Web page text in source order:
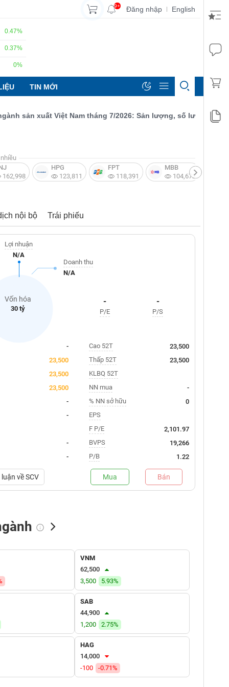
9+ Đăng nhập | English
0.47%
0.37%
0%
TIN MỚI
sản xuất Việt Nam tháng 7/2026: Sản lượng, số lượng đơn đặt
162,998
HPG
123,811
FPT
118,391
MBB
104,672
nội bộ Trái phiếu
Vốn hóa
30 tỷ
Lợi nhuận
N/A
Doanh thu
N/A
-
P/E
-
P/S
-
23,500
23,500
23,500
-
-
-
-
Cao 52T
23,500
Thấp 52T
23,500
KLBQ 52T
NN mua
-
% NN sở hữu
0
EPS
F P/E
2,101.97
BVPS
19,266
P/B
1.22
vềSCV Mua Bán
Tự doanh mua
VNM
62,500
3,500
5.93%
SAB
44,900
1,200
2.75%
HAG
14,000
-100
-0.71%